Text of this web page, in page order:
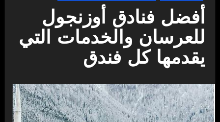
أفضل فنادق أوزنجول
للعرسان والخدمات التي
يقدمها كل فندق